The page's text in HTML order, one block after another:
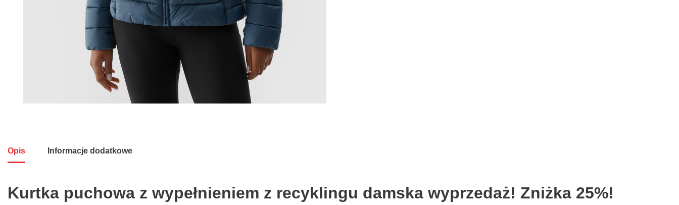
Opis Informacje dodatkowe
Kurtka puchowa z wypełnieniem z recyklingu damska wyprzedaż! Zniżka 25%!